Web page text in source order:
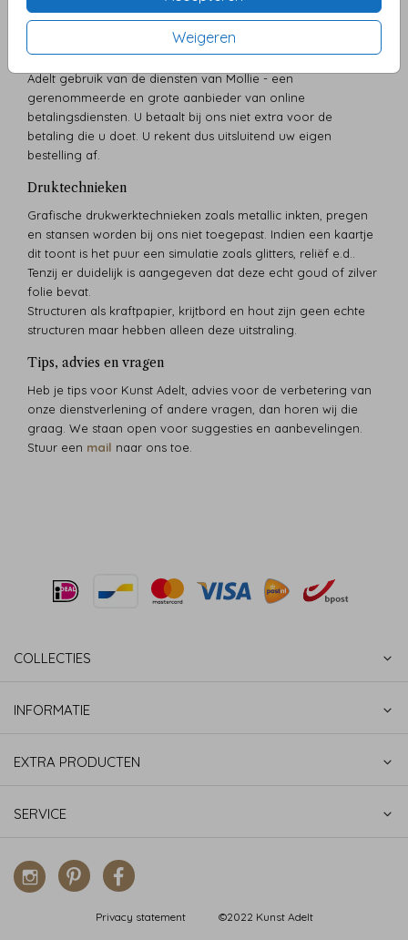
Weigeren
Oponze pagina over de betaalmogelijkhedenvind je alle
informatie over de verschillende vormen van betalen. Voor
de afhandeling van de verschillende betalingen maakt Kunst
Adelt gebruik van de diensten van Mollie - een
gerenommeerde en grote aanbieder van online
betalingsdiensten. U betaalt bij ons niet extra voor de
betaling die u doet. U rekent dus uitsluitend uw eigen
bestelling af.
Druktechnieken
Grafische drukwerktechnieken zoals metallic inkten, pregen
en stansen worden bij ons niet toegepast. Indien een kaartje
dit toont is het puur een simulatie zoals glitters, reliëf e.d..
Tenzij er duidelijk is aangegeven dat deze echt goud of zilver
folie bevat.
Structuren als kraftpapier, krijtbord en hout zijn geen echte
structuren maar hebben alleen deze uitstraling.
Tips, advies en vragen
Heb je tips voor Kunst Adelt, advies voor de verbetering van
onze dienstverlening of andere vragen, dan horen wij die
graag. We staan open voor suggesties en aanbevelingen.
Stuur een mail naar ons toe.
COLLECTIES
INFORMATIE
EXTRA PRODUCTEN
SERVICE
Privacy statement ©2022 Kunst Adelt